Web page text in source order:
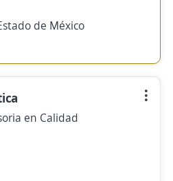
de México
en Calidad